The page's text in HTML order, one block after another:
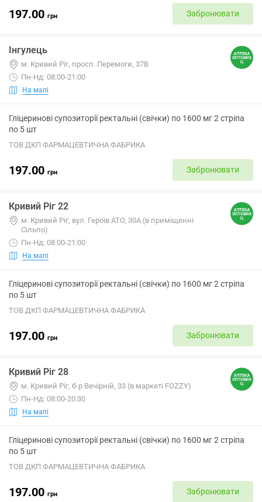
197.00 грн Забронювати
Інгулець
м. Кривий Ріг, просп. Перемоги, 37В
Пн-Нд: 08:00-21:00
На мапі
Гліцеринові супозиторії ректальні (свічки) по 1600 мг 2 стріпа
по 5 шт
ТОВ ДКП ФАРМАЦЕВТИЧНА ФАБРИКА
197.00 грн Забронювати
Кривий Ріг 22
м. Кривий Ріг, вул. Героїв АТО, 30А (в приміщенні
Сільпо)
Пн-Нд: 08:00-21:00
На мапі
Гліцеринові супозиторії ректальні (свічки) по 1600 мг 2 стріпа
по 5 шт
ТОВ ДКП ФАРМАЦЕВТИЧНА ФАБРИКА
197.00 грн Забронювати
Кривий Ріг 28
м. Кривий Ріг, б-р Вечірній, 33 (в маркеті FOZZY)
Пн-Нд: 08:00-20:30
На мапі
Гліцеринові супозиторії ректальні (свічки) по 1600 мг 2 стріпа
по 5 шт
ТОВ ДКП ФАРМАЦЕВТИЧНА ФАБРИКА
197.00 грн Забронювати